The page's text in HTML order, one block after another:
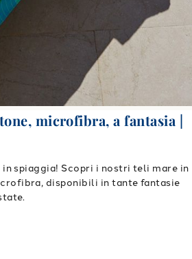
microfibra, a fantasia |
spiaggia! Scopri i nostri teli mare in
disponibili in tante fantasie